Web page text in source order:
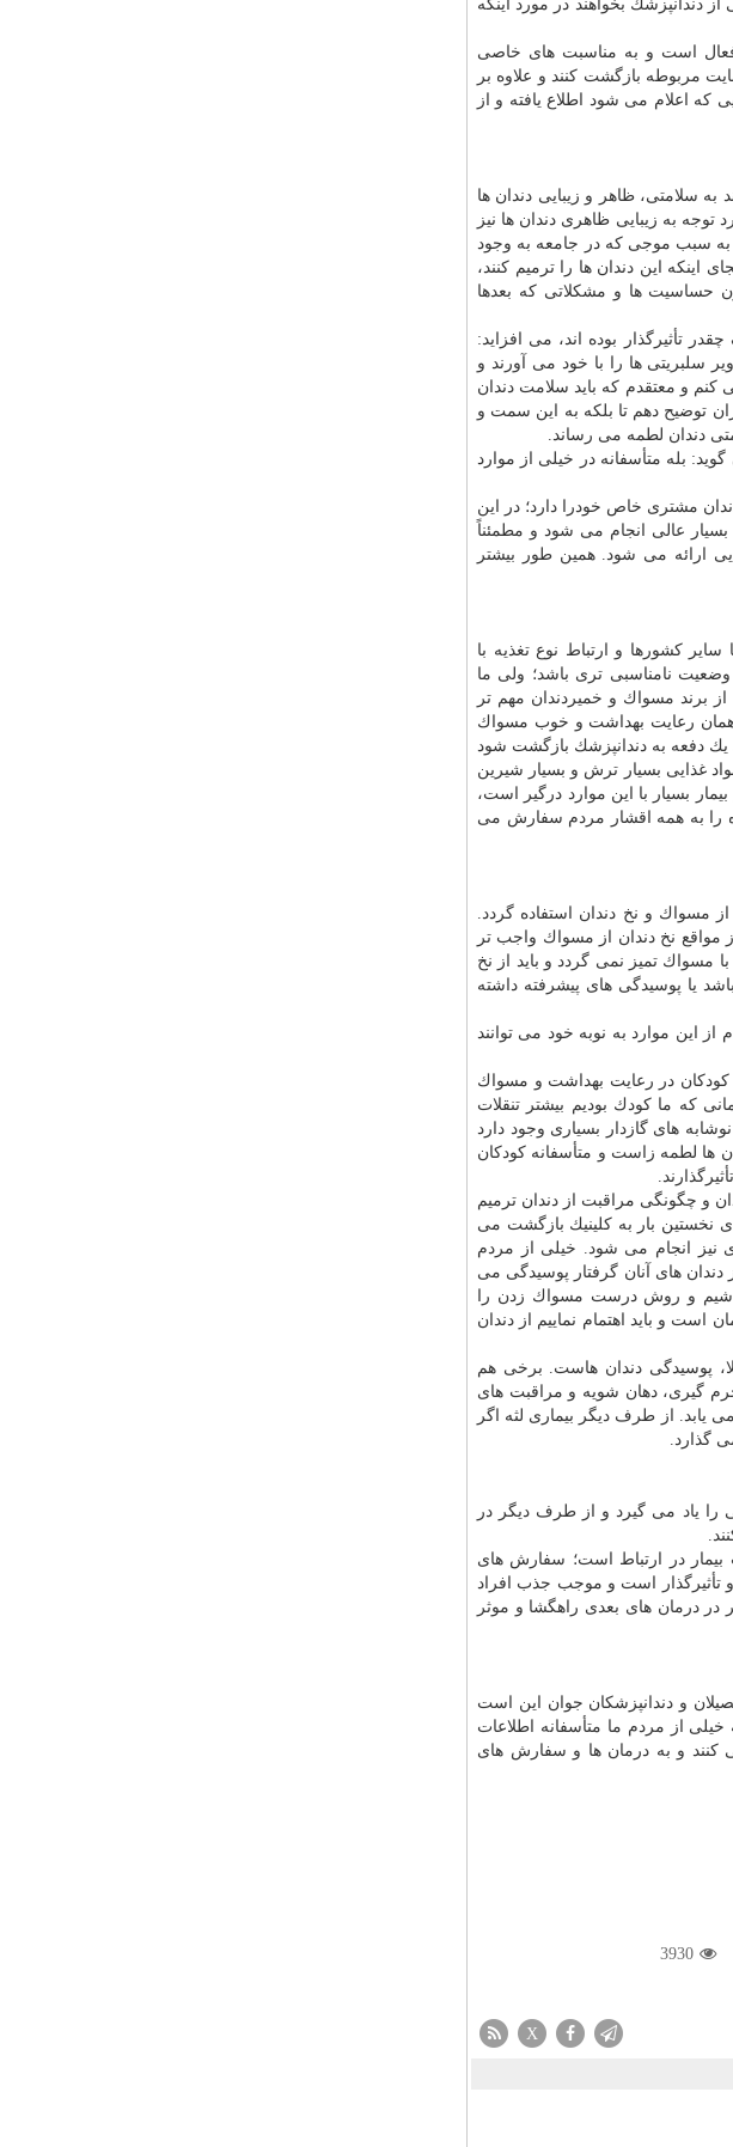
بخواهند در مورد اینكه
فعال است و به مناسبت های خاصی
مربوطه بازگشت كنند و علاوه بر
اعلام می شود اطلاع یافته و از
سلامتی، ظاهر و زیبایی دندان ها
به زیبایی ظاهری دندان ها نیز
به سبب موجی كه در جامعه به وجود
این دندان ها را ترمیم كنند،
حساسیت ها و مشكلاتی كه بعدها
تأثیرگذار بوده اند، می افزاید:
سلبریتی ها را با خود می آورند و
كنم و معتقدم كه باید سلامت دندان
توضیح دهم تا بلكه به این سمت و
دندان لطمه می رساند.
بله متأسفانه در خیلی از موارد
مشتری خاص خودرا دارد؛ در این
عالی انجام می شود و مطمئناً
ارائه می شود. همین طور بیشتر
كشورها و ارتباط نوع تغذیه با
نامناسبی تری باشد؛ ولی ما
برند مسواك و خمیردندان مهم تر
همان رعایت بهداشت و خوب مسواك
دفعه به دندانپزشك بازگشت شود
غذایی بسیار ترش و بسیار شیرین
بسیار با این موارد درگیر است،
را به همه اقشار مردم سفارش می
مسواك و نخ دندان استفاده گردد.
مواقع نخ دندان از مسواك واجب تر
مسواك تمیز نمی گردد و باید از نخ
یا پوسیدگی های پیشرفته داشته
این موارد به نوبه خود می توانند
كودكان در رعایت بهداشت و مسواك
كه ما كودك بودیم بیشتر تنقلات
های گازدار بسیاری وجود دارد
ها لطمه زاست و متأسفانه كودكان
و چگونگی مراقبت از دندان ترمیم
نخستین بار به كلینیك بازگشت می
نیز انجام می شود. خیلی از مردم
های آنان گرفتار پوسیدگی می
باشیم و روش درست مسواك زدن را
است و باید اهتمام نماییم از دندان
پوسیدگی دندان هاست. برخی هم
گیری، دهان شویه و مراقبت های
از طرف دیگر بیماری لثه اگر
گذارد.
را یاد می گیرد و از طرف دیگر در
در ارتباط است؛ سفارش های
و تأثیرگذار است و موجب جذب افراد
درمان های بعدی راهگشا و موثر
و دندانپزشكان جوان این است
خیلی از مردم ما متأسفانه اطلاعات
كنند و به درمان ها و سفارش های
3930
X